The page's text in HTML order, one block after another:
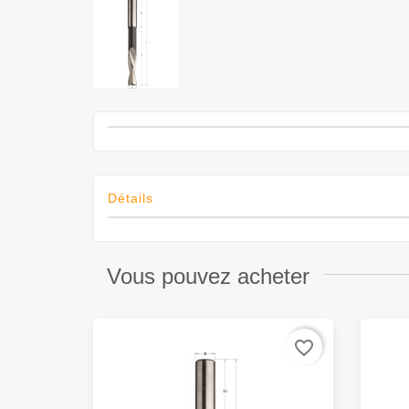
Détails
Vous pouvez acheter
favorite_border